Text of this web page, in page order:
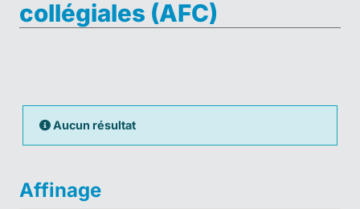
collégiales (AFC)
Aucun résultat
Affinage